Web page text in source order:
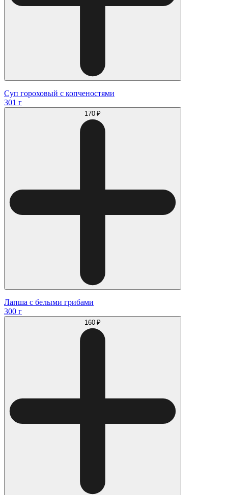
Суп гороховый с копченостями
301 г
170 ₽
Лапша с белыми грибами
300 г
160 ₽